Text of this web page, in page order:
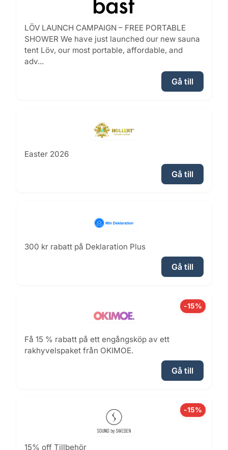
LÖV LAUNCH CAMPAIGN – FREE PORTABLE
SHOWER We have just launched our new sauna
tent Löv, our most portable, affordable, and
adv...
Gå till
Easter 2026
Gå till
300 kr rabatt på Deklaration Plus
Gå till
-15%
Få 15 % rabatt på ett engångsköp av ett
rakhyvelspaket från OKIMOE.
Gå till
-15%
15% off Tillbehör